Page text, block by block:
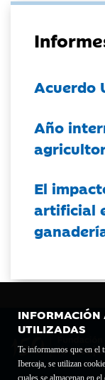
INFORMACIÓN
UTILIZADAS
Te informamos que en el
Ibercaja, se utilizan
cuales se almacenan en
Acuerdo
Año
El
artificial